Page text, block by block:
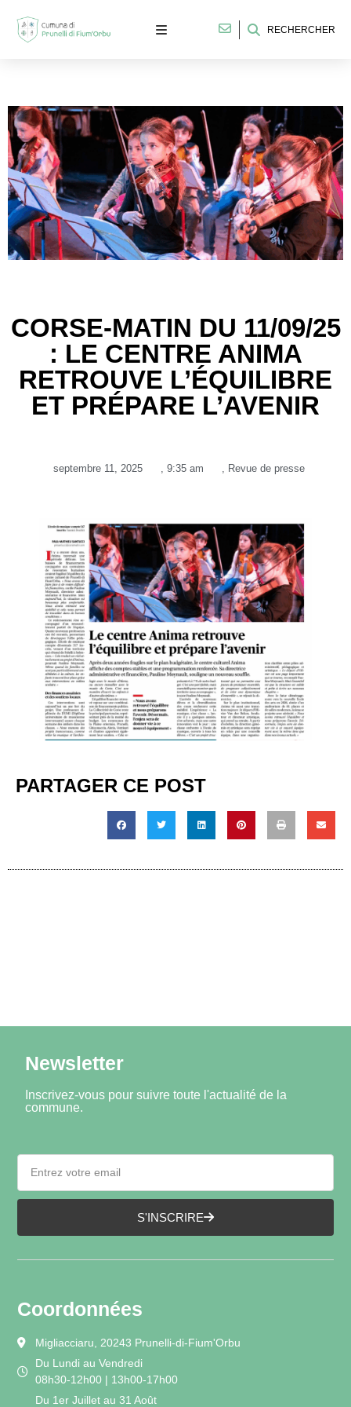
RECHERCHER
CORSE-MATIN DU 11/09/25
: LE CENTRE ANIMA
RETROUVE L’ÉQUILIBRE
ET PRÉPARE L’AVENIR
septembre 11, 2025 9:35 am Revue de presse
PARTAGER CE POST
Newsletter
Inscrivez-vous pour suivre toute l'actualité de la
commune.
S'INSCRIRE
Coordonnées
Migliacciaru, 20243 Prunelli-di-Fium'Orbu
Du Lundi au Vendredi
08h30-12h00 | 13h00-17h00
Du 1er Juillet au 31 Août